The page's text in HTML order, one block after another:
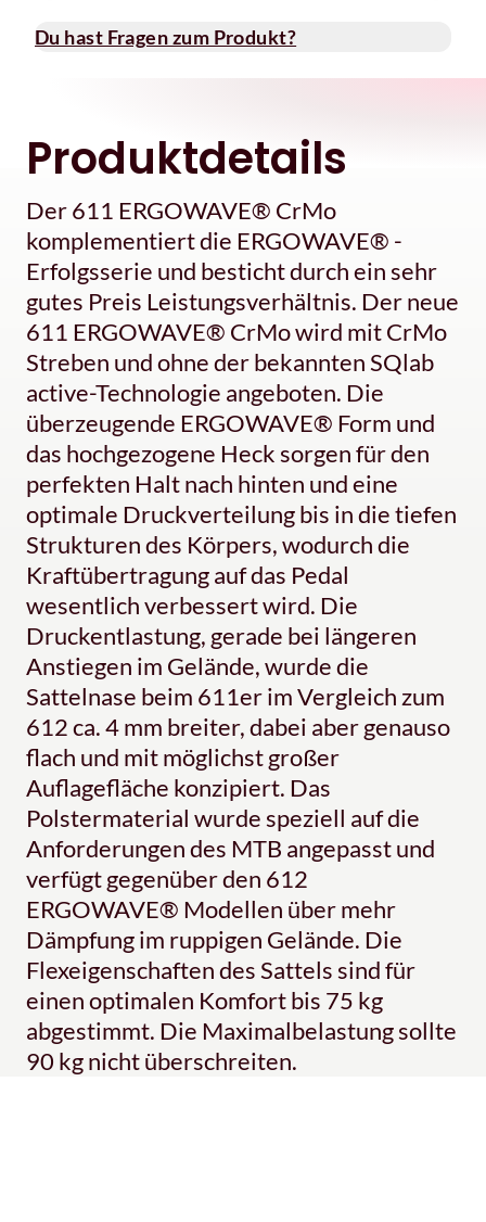
Du hast Fragen zum Produkt?
Produktdetails
Der 611 ERGOWAVE® CrMo
komplementiert die ERGOWAVE® -
Erfolgsserie und besticht durch ein sehr
gutes Preis Leistungsverhältnis. Der neue
611 ERGOWAVE® CrMo wird mit CrMo
Streben und ohne der bekannten SQlab
active-Technologie angeboten. Die
überzeugende ERGOWAVE® Form und
das hochgezogene Heck sorgen für den
perfekten Halt nach hinten und eine
optimale Druckverteilung bis in die tiefen
Strukturen des Körpers, wodurch die
Kraftübertragung auf das Pedal
wesentlich verbessert wird. Die
Druckentlastung, gerade bei längeren
Anstiegen im Gelände, wurde die
Sattelnase beim 611er im Vergleich zum
612 ca. 4 mm breiter, dabei aber genauso
flach und mit möglichst großer
Auflagefläche konzipiert. Das
Polstermaterial wurde speziell auf die
Anforderungen des MTB angepasst und
verfügt gegenüber den 612
ERGOWAVE® Modellen über mehr
Dämpfung im ruppigen Gelände. Die
Flexeigenschaften des Sattels sind für
einen optimalen Komfort bis 75 kg
abgestimmt. Die Maximalbelastung sollte
90 kg nicht überschreiten.